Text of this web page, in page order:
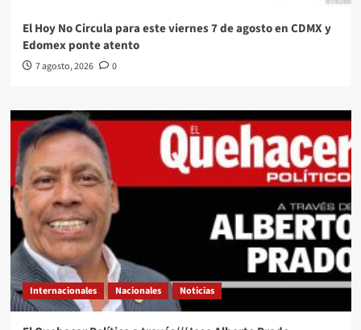
El Hoy No Circula para este viernes 7 de agosto en CDMX y
Edomex ponte atento
7 agosto, 2026 0
Internacionales Nacionales Noticias